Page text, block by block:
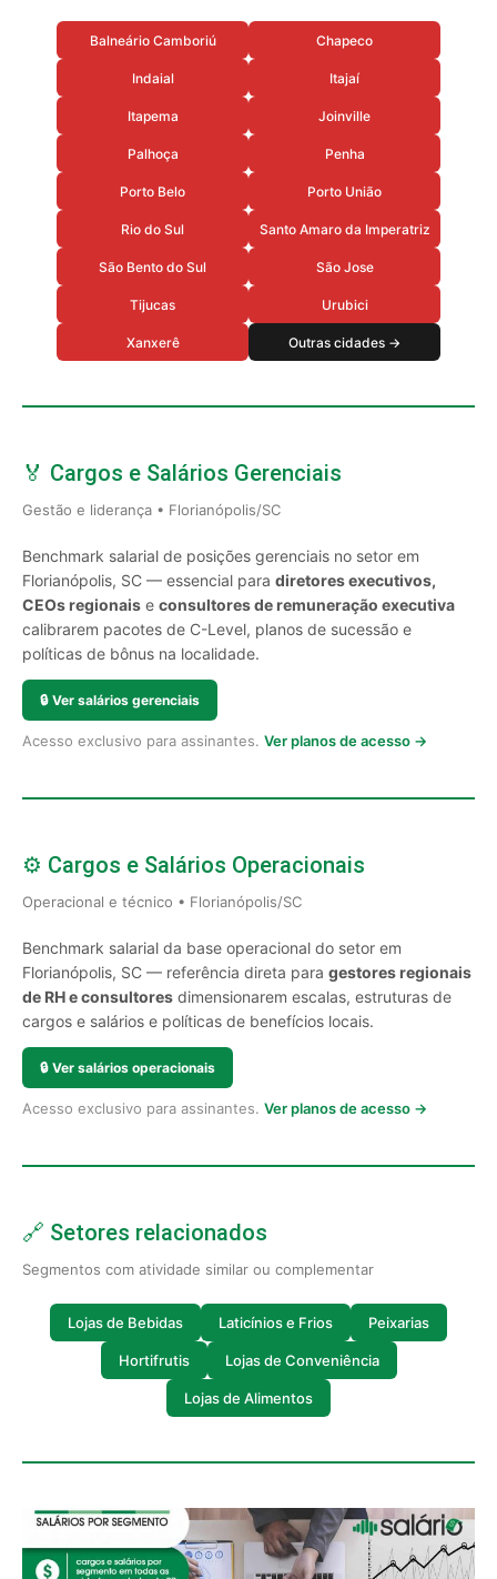
Balneário Camboriú Chapeco
Indaial Itajaí
Itapema Joinville
Palhoça Penha
Porto Belo Porto União
Rio do Sul Santo Amaro da Imperatriz
São Bento do Sul São Jose
Tijucas Urubici
Xanxerê Outras cidades →
🏅 Cargos e Salários Gerenciais
Gestão e liderança • Florianópolis/SC
Benchmark salarial de posições gerenciais no setor em
Florianópolis, SC — essencial para diretores executivos,
CEOs regionais e consultores de remuneração executiva
calibrarem pacotes de C-Level, planos de sucessão e
políticas de bônus na localidade.
🔒 Ver salários gerenciais
Acesso exclusivo para assinantes. Ver planos de acesso →
⚙️ Cargos e Salários Operacionais
Operacional e técnico • Florianópolis/SC
Benchmark salarial da base operacional do setor em
Florianópolis, SC — referência direta para gestores regionais
de RH e consultores dimensionarem escalas, estruturas de
cargos e salários e políticas de benefícios locais.
🔒 Ver salários operacionais
Acesso exclusivo para assinantes. Ver planos de acesso →
🔗 Setores relacionados
Segmentos com atividade similar ou complementar
Lojas de Bebidas Laticínios e Frios Peixarias
Hortifrutis Lojas de Conveniência
Lojas de Alimentos